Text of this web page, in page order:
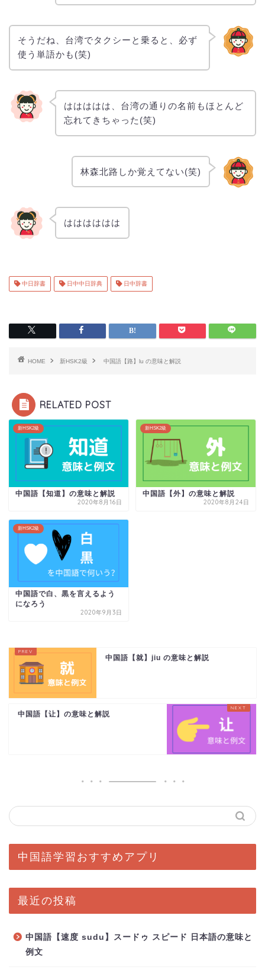
そうだね、台湾でタクシーと乗ると、必ず
使う単語かも(笑)
ははははは、台湾の通りの名前もほとんど
忘れてきちゃった(笑)
林森北路しか覚えてない(笑)
はははははは
中日辞書 日中中日辞典 日中辞書
HOME 新HSK2級 中国語【路】lu の意味と解説
RELATED POST
新HSK2級
中国語【知道】の意味と解説
2020年8月16日
新HSK2級
中国語【外】の意味と解説
2020年8月24日
新HSK2級
中国語で白、黒を言えるよう
になろう
2020年9月3日
中国語【就】jiu の意味と解説
中国語【让】の意味と解説
中国語学習おすすめアプリ
最近の投稿
中国語【速度 sudu】スードゥ スピード 日本語の意味と
例文